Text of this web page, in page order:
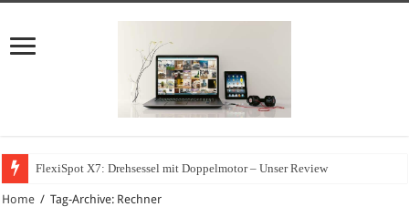
FlexiSpot X7: Drehsessel mit Doppelmotor – Unser Review
Wie können sich Unternehmen vor Cyberangriffen schützen?
Home / Tag-Archive: Rechner